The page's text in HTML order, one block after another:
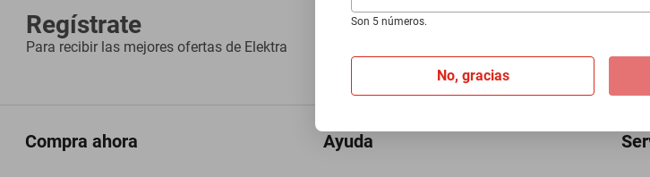
Son 5 números.
No, gracias
Regístrate
Para recibir las mejores ofertas de Elektra
Al registrarme, acepto que mis datos sean
Compra ahora Ayuda